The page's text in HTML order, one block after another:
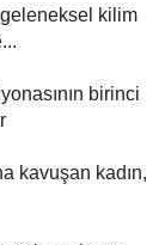
kilim
birinci
kavuşan kadın,